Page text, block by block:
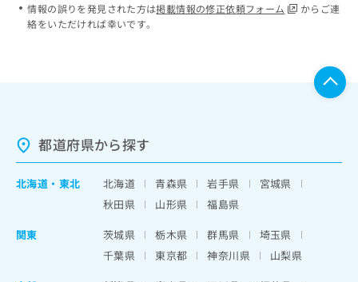
情報の誤りを発見された方は掲載情報の修正依頼フォーム
からご連
絡をいただければ幸いです。
都道府県から探す
北海道 ・ 東北 北海道 青森県 岩手県
宮城県
秋田県
山形県
福島県
関東
茨城県 栃木県 群馬県
埼玉県
千葉県
東京都 神奈川県
山梨県